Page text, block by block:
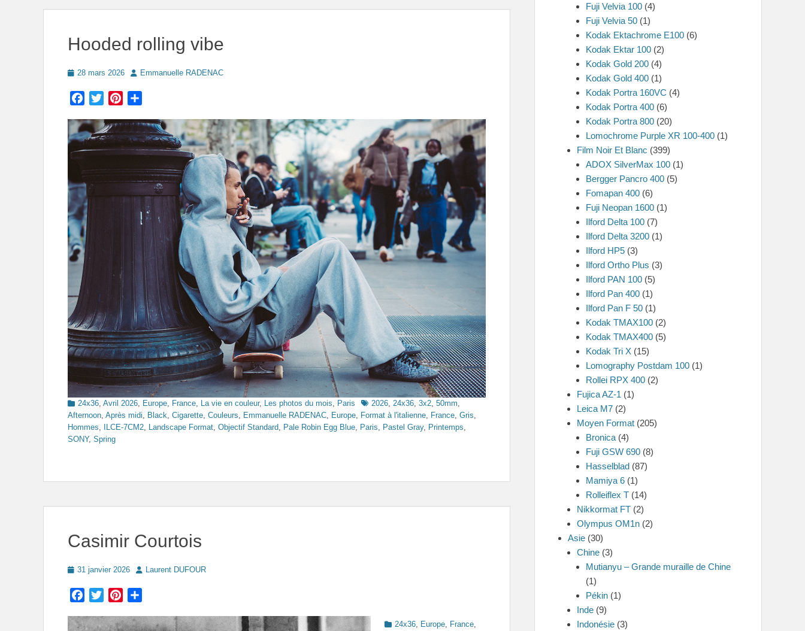
Hooded rolling vibe
Posted
28 mars 2026 AuthorEmmanuelle RADENAC
Facebook
TwitterPinterest
Categories
24x36, Avril 2026, Europe, France, La vie en couleur, Les photos du mois, Paris Tags2026, 24x36, 3x2, 50mm,
Afternoon, Après midi, Black, Cigarette, Couleurs, Emmanuelle RADENAC, Europe, Format à l'italienne, France, Gris,
Hommes, ILCE-7CM2, Landscape Format, Objectif Standard, Pale Robin Egg Blue, Paris, Pastel Gray, Printemps,
SONY, Spring
Casimir Courtois
Posted
31 janvier 2026 AuthorLaurent DUFOUR
Facebook
TwitterPinterest
Categories
24x36, Europe, France,
Fuji Velvia 100 (4)
Fuji Velvia 50 (1)
Kodak Ektachrome E100 (6)
Kodak Ektar 100 (2)
Kodak Gold 200 (4)
Kodak Gold 400 (1)
Kodak Portra 160VC (4)
Kodak Portra 400 (6)
Kodak Portra 800 (20)
Lomochrome Purple XR 100-400 (1)
Film Noir Et Blanc (399)
ADOX SilverMax 100 (1)
Bergger Pancro 400 (5)
Fomapan 400 (6)
Fuji Neopan 1600 (1)
Ilford Delta 100 (7)
Ilford Delta 3200 (1)
Ilford HP5 (3)
Ilford Ortho Plus (3)
Ilford PAN 100 (5)
Ilford Pan 400 (1)
Ilford Pan F 50 (1)
Kodak TMAX100 (2)
Kodak TMAX400 (5)
Kodak Tri X (15)
Lomography Postdam 100 (1)
Rollei RPX 400 (2)
Fujica AZ-1 (1)
Leica M7 (2)
Moyen Format (205)
Bronica (4)
Fuji GSW 690 (8)
Hasselblad (87)
Mamiya 6 (1)
Rolleiflex T (14)
Nikkormat FT (2)
Olympus OM1n (2)
Asie (30)
Chine (3)
Mutianyu – Grande muraille de Chine
(1)
Pékin (1)
Inde (9)
Indonésie (3)